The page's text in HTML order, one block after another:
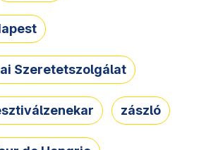
Szeretetszolgálat
zászló